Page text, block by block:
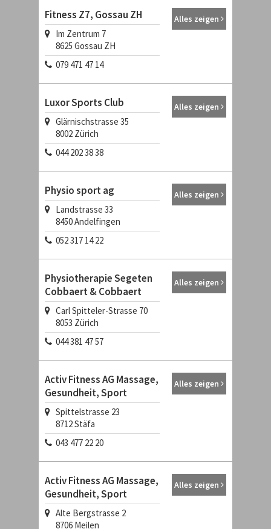
Fitness Z7, Gossau ZH
Im Zentrum 7
8625 Gossau ZH
079 471 47 14
Alles zeigen
Luxor Sports Club
Glärnischstrasse 35
8002 Zürich
044 202 38 38
Alles zeigen
Physio sport ag
Landstrasse 33
8450Andelfingen
052 317 14 22
Alles zeigen
Physiotherapie Segeten
Cobbaert & Cobbaert
Carl Spitteler-Strasse 70
8053 Zürich
044 381 47 57
Alles zeigen
Activ Fitness AG Massage,
Gesundheit, Sport
Spittelstrasse 23
8712Stäfa
043 477 22 20
Alles zeigen
Activ Fitness AG Massage,
Gesundheit, Sport
Alte Bergstrasse 2
8706 Meilen
Alles zeigen